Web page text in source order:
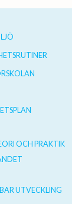
OCH PRAKTIK
UTVECKLING